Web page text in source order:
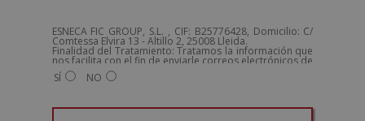
ESNECA FIC GROUP, S.L. , CIF: B25776428, Domicilio: C/
Comtessa Elvira 13 - Altillo 2, 25008 Lleida.
Finalidad del Tratamiento: Tratamos la información que
nos facilita con el fin de enviarle correos electrónicos de
tipo comercial relacionado con los productos ofrecidos
y otros tipo de productos que fueran de su interés.
Derechos: Puede ejercitar sus derechos identificándose
SÍ NO